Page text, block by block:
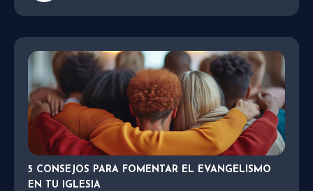
5 CONSEJOS PARA FOMENTAR EL EVANGELISMO
EN TU IGLESIA